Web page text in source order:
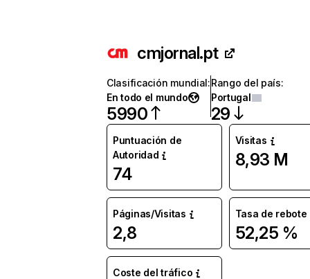
cmjornal.pt
Clasificación mundial:
En todo el mundo
5990
Rango del país:
Portugal
29
Puntuación de
Autoridad
74
Visitas
8,93 M
Páginas/Visitas
2,8
Tasa de rebote
52,25 %
Coste del tráfico